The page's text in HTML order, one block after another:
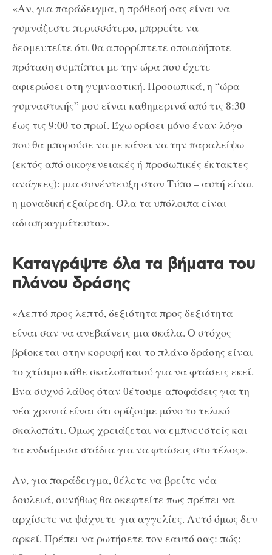
«Αν, για παράδειγμα, η πρόθεσή σας είναι να
γυμνάζεστε περισσότερο, μπρρείτε να
δεσμευτείτε ότι θα απορρίπτετε οποιαδήποτε
πρόταση συμπίπτει με την ώρα που έχετε
αφιερώσει στη γυμναστική. Προσωπικά, η “ώρα
γυμναστικής” μου είναι καθημερινά από τις 8:30
έως τις 9:00 το πρωί. Έχω ορίσει μόνο έναν λόγο
που θα μπορούσε να με κάνει να την παραλείψω
(εκτός από οικογενειακές ή προσωπικές έκτακτες
ανάγκες): μια συνέντευξη στον Τύπο – αυτή είναι
η μοναδική εξαίρεση. Όλα τα υπόλοιπα είναι
αδιαπραγμάτευτα».
Καταγράψτε όλα τα βήματα του
πλάνου δράσης
«Λεπτό προς λεπτό, δεξιότητα προς δεξιότητα –
είναι σαν να ανεβαίνεις μια σκάλα. Ο στόχος
βρίσκεται στην κορυφή και το πλάνο δράσης είναι
το χτίσιμο κάθε σκαλοπατιού για να φτάσεις εκεί.
Ένα συχνό λάθος όταν θέτουμε αποφάσεις για τη
νέα χρονιά είναι ότι ορίζουμε μόνο το τελικό
σκαλοπάτι. Όμως χρειάζεται να εμπνευστείς και
τα ενδιάμεσα στάδια για να φτάσεις στο τέλος».
Αν, για παράδειγμα, θέλετε να βρείτε νέα
δουλειά, συνήθως θα σκεφτείτε πως πρέπει να
αρχίσετε να ψάχνετε για αγγελίες. Αυτό όμως δεν
αρκεί. Πρέπει να ρωτήσετε τον εαυτό σας: πώς;